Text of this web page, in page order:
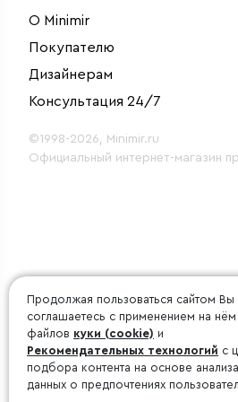
О Minimir
Покупателю
Дизайнерам
Консультация 24/7
©1998-2026, Minimir.ru
Официальный интернет-магазин
Продолжая пользоваться сайтом Вы
соглашаетесь с применением на нём
файлов куки (cookie) и
Рекомендательных технологий с
подбора контента на основе анализа
данных о предпочтениях